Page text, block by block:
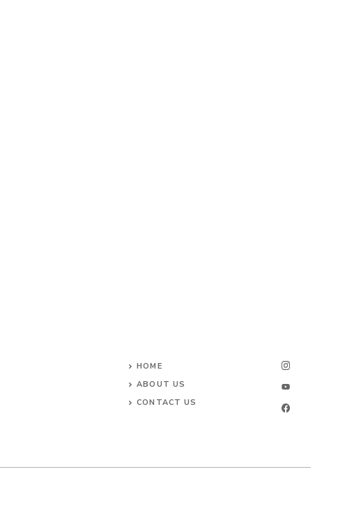
HOME
ABOUT US
CONTACT US